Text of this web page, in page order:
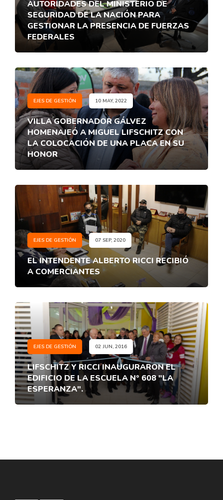
AUTORIDADES DEL MINISTERIO DE
SEGURIDAD DE LA NACIÓN PARA
GESTIONAR LA PRESENCIA DE FUERZAS
FEDERALES
EJES DE GESTIÓN 10 MAY, 2022
VILLA GOBERNADOR GÁLVEZ
HOMENAJEÓ A MIGUEL LIFSCHITZ CON
LA COLOCACIÓN DE UNA PLACA EN SU
HONOR
EJES DE GESTIÓN 07 SEP, 2020
EL INTENDENTE ALBERTO RICCI RECIBIÓ
A COMERCIANTES
EJES DE GESTIÓN 02 JUN, 2016
LIFSCHITZ Y RICCI INAUGURARON EL
EDIFICIO DE LA ESCUELA Nº 608 "LA
ESPERANZA".